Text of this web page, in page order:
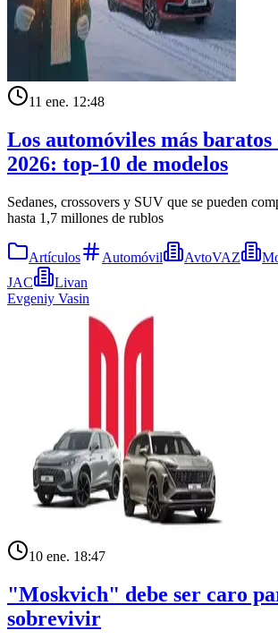
11 ene. 12:48
Los automóviles más baratos
2026: top-10 de modelos
Sedanes, crossovers y SUV que se pueden
hasta 1,7 millones de rublos
Artículos Automóvil AvtoVAZ
JAC
Livan
Evgeniy Vasin
10 ene. 18:47
"Moskvich" debe ser caro
sobrevivir